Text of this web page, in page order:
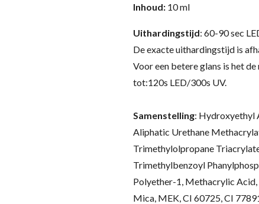
Inhoud: 10 ml
Uithardingstijd: 60-90 sec
De exacte uithardingstijd is
Voor een betere glans is het
tot:120s LED/300s UV.
Samenstelling: Hydroxyethyl
Aliphatic Urethane
Trimethylolpropane
Trimethylbenzoyl
Polyether-1, Methacrylic
Mica, MEK, CI 60725, CI